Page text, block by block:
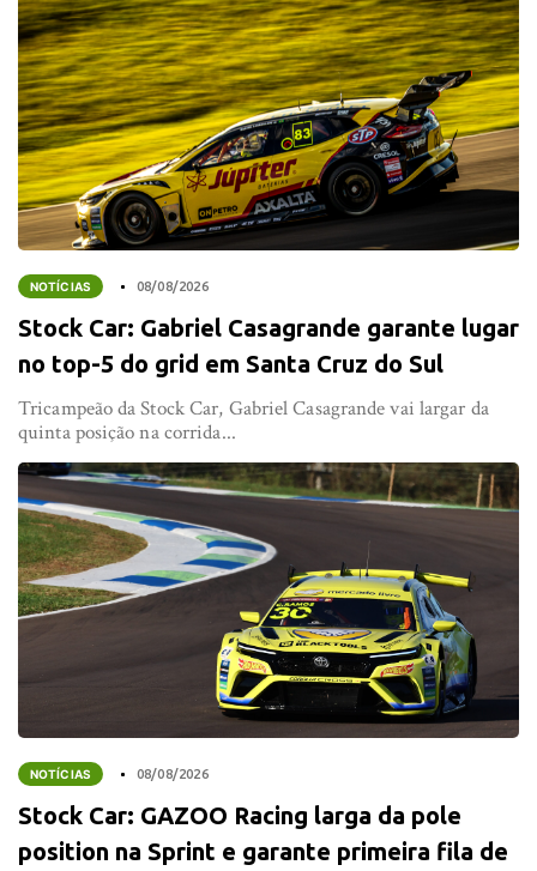
NOTÍCIAS 08/08/2026
Stock Car: Gabriel Casagrande garante lugar
no top-5 do grid em Santa Cruz do Sul
Tricampeão da Stock Car, Gabriel Casagrande vai largar da
quinta posição na corrida...
NOTÍCIAS 08/08/2026
Stock Car: GAZOO Racing larga da pole
position na Sprint e garante primeira fila de